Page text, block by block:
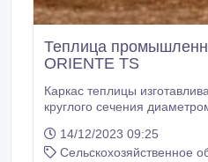
Теплица
ORIENTE TS
Каркас теплицы
круглого сечения диаметром 60мм,
круга культур. На
из самой широко
14/12/2023 09:25
Сельскохозяйственное